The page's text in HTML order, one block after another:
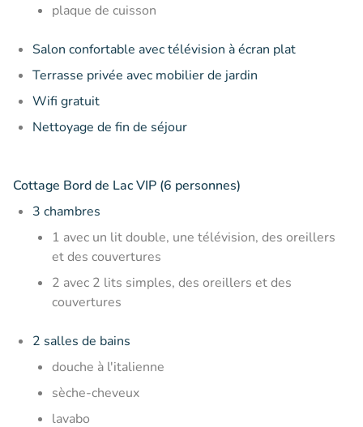
plaque de cuisson
Salon confortable avec télévision à écran plat
Terrasse privée avec mobilier de jardin
Wifi gratuit
Nettoyage de fin de séjour
Cottage Bord de Lac VIP (6 personnes)
3 chambres
1 avec un lit double, une télévision, des oreillers
et des couvertures
2 avec 2 lits simples, des oreillers et des
couvertures
2 salles de bains
douche à l'italienne
sèche-cheveux
lavabo